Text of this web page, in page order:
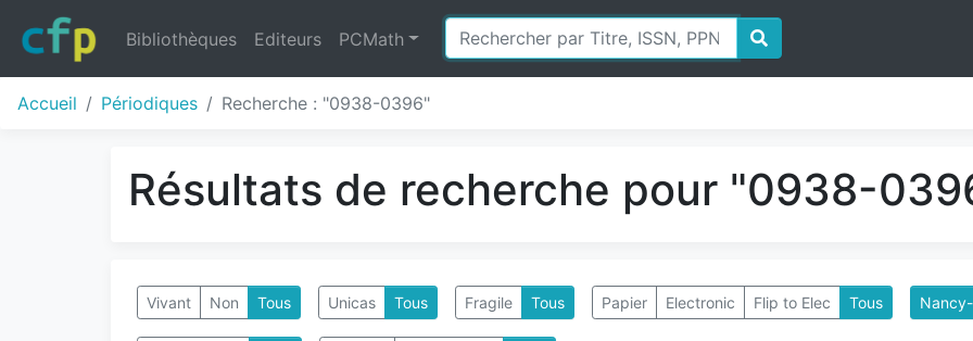
Bibliothèques Editeurs PCMath
Accueil Périodiques Recherche : "0938-0396"
Résultats de recherche pour "0938-
Vivant Non Tous Unicas Tous Fragile Tous Papier Electronic Flip to Elec Tous